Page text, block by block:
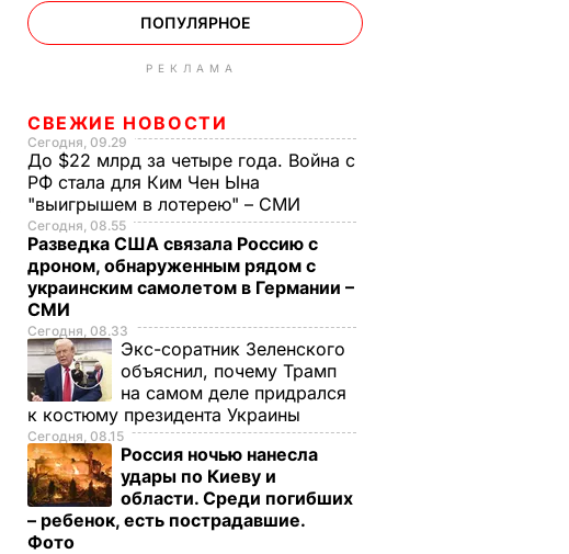
ПОПУЛЯРНОЕ
РЕКЛАМА
СВЕЖИЕ НОВОСТИ
Сегодня, 09.29
До $22 млрд за четыре года. Война с
РФ стала для Ким Чен Ына
"выигрышем в лотерею" – СМИ
Сегодня, 08.55
Разведка США связала Россию с
дроном, обнаруженным рядом с
украинским самолетом в Германии –
СМИ
Сегодня, 08.33
Экс-соратник Зеленского
объяснил, почему Трамп
на самом деле придрался
к костюму президента Украины
Сегодня, 08.15
Россия ночью нанесла
удары по Киеву и
области. Среди погибших
– ребенок, есть пострадавшие.
Фото